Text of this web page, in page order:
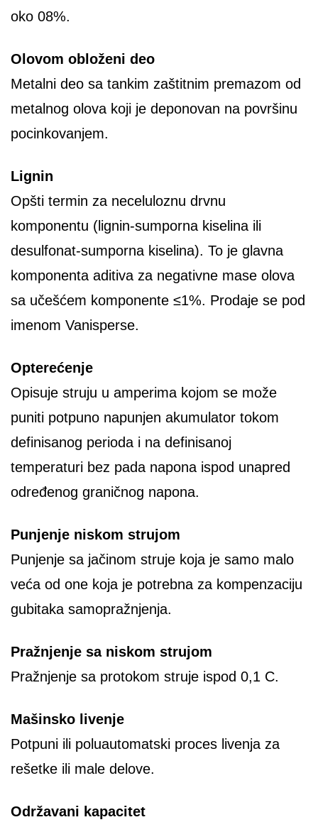
oko 08%.
Olovom obloženi deo
Metalni deo sa tankim zaštitnim premazom od
metalnog olova koji je deponovan na površinu
pocinkovanjem.
Lignin
Opšti termin za neceluloznu drvnu
komponentu (lignin-sumporna kiselina ili
desulfonat-sumporna kiselina). To je glavna
komponenta aditiva za negativne mase olova
sa učešćem komponente ≤1%. Prodaje se pod
imenom Vanisperse.
Opterećenje
Opisuje struju u amperima kojom se može
puniti potpuno napunjen akumulator tokom
definisanog perioda i na definisanoj
temperaturi bez pada napona ispod unapred
određenog graničnog napona.
Punjenje niskom strujom
Punjenje sa jačinom struje koja je samo malo
veća od one koja je potrebna za kompenzaciju
gubitaka samopražnjenja.
Pražnjenje sa niskom strujom
Pražnjenje sa protokom struje ispod 0,1 C.
Mašinsko livenje
Potpuni ili poluautomatski proces livenja za
rešetke ili male delove.
Održavani kapacitet